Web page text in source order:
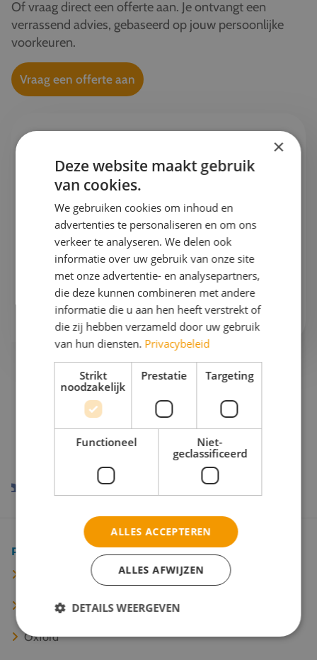
Of vraag direct een offerte aan. Je ontvangt een
verrassend advies, gebaseerd op jouw persoonlijke
voorkeuren.
Vraag een offerte aan
Esther
Projectleider schoolreizen & Finance
Gaan we samen aan de slag?
Bel mij op 076 522 30 57
Of stuur mijeen e-mail
Onze reispartners
Populaire bestemmingen
Cambridge
Oxford
×
Deze website maakt gebruik
van cookies.
We gebruiken cookies om inhoud en
advertenties te personaliseren en om ons
verkeer te analyseren. We delen ook
informatie over uw gebruik van onze site
met onze advertentie- en analysepartners,
die deze kunnen combineren met andere
informatie die u aan hen heeft verstrekt of
die zij hebben verzameld door uw gebruik
van hun diensten. Privacybeleid
Strikt
noodzakelijk
Prestatie Targeting
Functioneel
Niet-
geclassificeerd
ALLES ACCEPTEREN
ALLES AFWIJZEN
DETAILS WEERGEVEN